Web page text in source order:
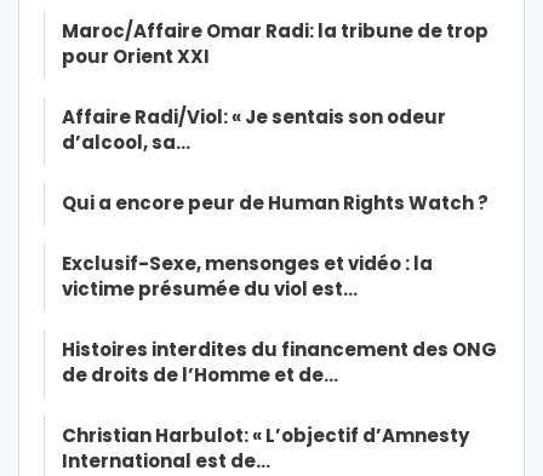
Maroc/Affaire Omar Radi: la tribune de trop
pour Orient XXI
Affaire Radi/Viol: « Je sentais son odeur
d’alcool, sa…
Qui a encore peur de Human Rights Watch ?
Exclusif-Sexe, mensonges et vidéo : la
victime présumée du viol est…
Histoires interdites du financement des ONG
de droits de l’Homme et de…
Christian Harbulot: « L’objectif d’Amnesty
International est de…